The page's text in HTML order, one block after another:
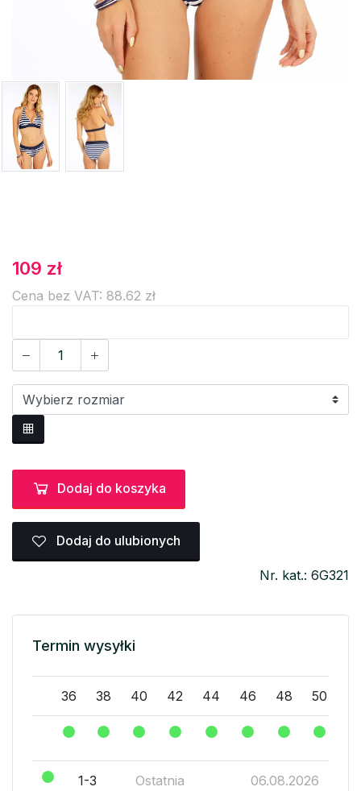
109 zł
Cena bez VAT: 88.62 zł
Dodaj do koszyka
Dodaj do ulubionych
Nr. kat.: 6G321
Termin wysyłki
36 38 40 42 44 46 48 50
1-3
Ostatnia
06.08.2026